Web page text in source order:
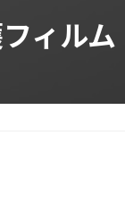
ィル